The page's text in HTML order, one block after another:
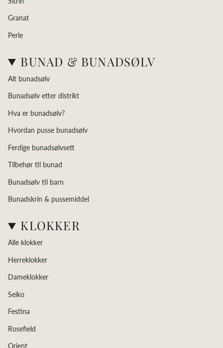
Granat
Perle
BUNAD & BUNADSØLV
Alt bunadsølv
Bunadsølv etter distrikt
Hva er bunadsølv?
Hvordan pusse bunadsølv
Ferdige bunadsølvsett
Tilbehør til bunad
Bunadsølv til barn
Bunadskrin & pussemiddel
KLOKKER
Alle klokker
Herreklokker
Dameklokker
Seiko
Festina
Rosefield
Orient